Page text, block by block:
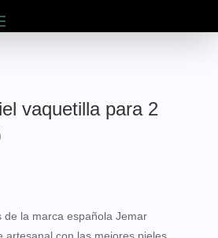
vaquetilla para 2
de la marca española Jemar